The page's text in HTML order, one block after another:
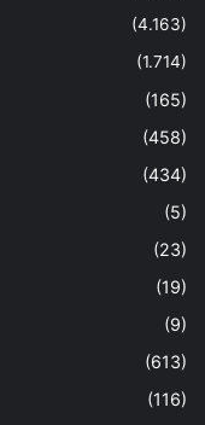
(4.163)
(1.714)
(165)
(458)
(434)
(5)
(23)
(19)
(9)
(613)
(116)